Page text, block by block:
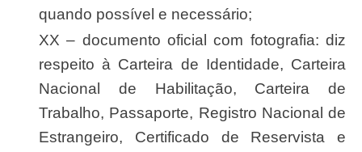
quando possível e necessário;
XX – documento oficial com fotografia: diz
respeito à Carteira de Identidade, Carteira
Nacional de Habilitação, Carteira de
Trabalho, Passaporte, Registro Nacional de
Estrangeiro, Certificado de Reservista e